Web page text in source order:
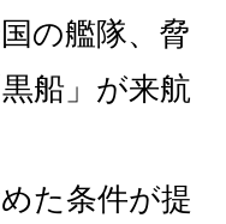
の艦隊、脅
船」が来航
た条件が提